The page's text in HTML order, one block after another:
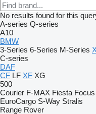
No results found for this
A-series Q-series
A10
BMW
3-Series 6-Series M-Series
C-series
DAF
CF LF XF XG
500
Courier F-MAX Fiesta Focus
EuroCargo S-Way Stralis
Range Rover